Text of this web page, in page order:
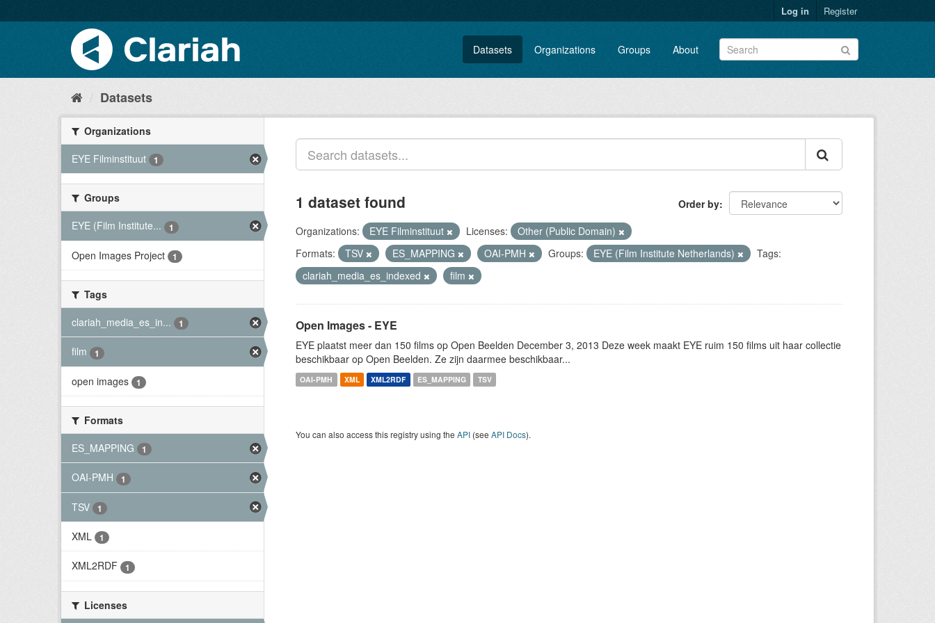
Log in Register
Datasets Organizations Groups About
Datasets
Organizations
EYE Filminstituut
1
Groups
EYE (Film Institute...
1
Open Images Project 1
Tags
clariah_media_es_in...
1
film 1
open images 1
Formats
ES_MAPPING
1
OAI-PMH 1
TSV 1
XML 1
XML2RDF 1
Licenses
Order by
1 dataset found
Organizations: EYE Filminstituut Licenses:
Other (Public Domain)
Formats:
TSV ES_MAPPING OAI-PMH Groups: EYE (Film Institute Netherlands)
Tags:
clariah_media_es_indexed
film
Open Images - EYE
EYE plaatst meer dan 150 films op Open Beelden December 3, 2013 Deze week maakt EYE ruim 150 films uit haar collectie
beschikbaar op Open Beelden. Ze zijn daarmee beschikbaar...
OAI-PMH XML XML2RDF ES_MAPPING TSV
You can also access this registry using the API (see API Docs).